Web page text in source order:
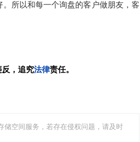
所以和每一个询盘的客户做朋友，客
反，追究法律责任。
储空间服务，若存在侵权问题，请及时